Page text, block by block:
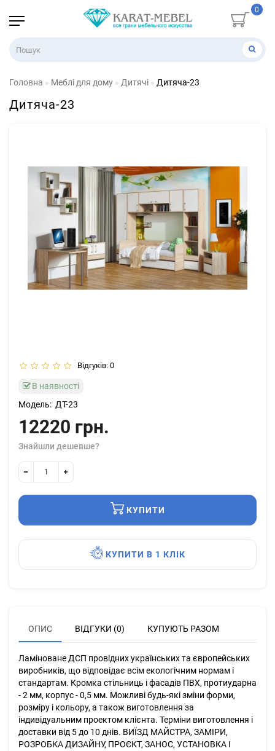
0
Головна Меблі для дому Дитячі Дитяча-23
Дитяча-23
Відгуків: 0
В наявності
Модель: ДТ-23
12220 грн.
Знайшли дешевше?
КУПИТИ
КУПИТИ В 1 КЛІК
ОПИС ВІДГУКИ (0) КУПУЮТЬ РАЗОМ
Ламіноване ДСП провідних українських та європейських
виробників, що відповідає всім екологічним нормам і
стандартам. Кромка стільниць і фасадів ПВХ, протиударна
- 2 мм, корпус - 0,5 мм. Можливі будь-які зміни форми,
розміру і кольору, а також виготовлення за
індивідуальним проектом клієнта. Терміни виготовлення і
доставки від 5 до 10 днів. ВИЇЗД МАЙСТРА, ЗАМІРИ,
РОЗРОБКА ДИЗАЙНУ, ПРОЄКТ, ЗАНОС, УСТАНОВКА І